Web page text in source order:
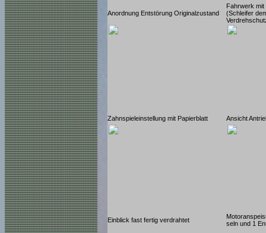
Anordnung Entstörung Originalzustand
Fahrwerk mit
(Schleifer
Zahnspieleinstellung mit Papierblatt Ansicht
Einblick fast fertig verdrahtet
seln und 1